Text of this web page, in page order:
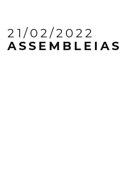
21/02/2022